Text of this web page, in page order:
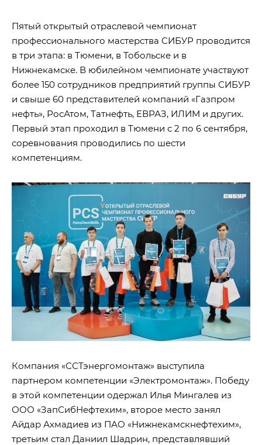
Пятый открытый отраслевой чемпионат
профессионального мастерства СИБУР проводится
в три этапа: в Тюмени, в Тобольске и в
Нижнекамске. В юбилейном чемпионате участвуют
более 150 сотрудников предприятий группы СИБУР
и свыше 60 представителей компаний «Газпром
нефть», РосАтом, Татнефть, ЕВРАЗ, ИЛИМ и других.
Первый этап проходил в Тюмени с 2 по 6 сентября,
соревнования проводились по шести
компетенциям.
Компания «ССТэнергомонтаж» выступила
партнером компетенции «Электромонтаж». Победу
в этой компетенции одержал Илья Мингалев из
ООО «ЗапСибНефтехим», второе место занял
Айдар Ахмадиев из ПАО «Нижнекамскнефтехим»,
третьим стал Даниил Шадрин, представлявший